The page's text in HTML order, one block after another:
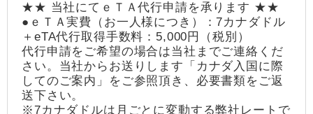
★★ 当社にてｅＴＡ代行申請を承ります ★★
●ｅＴＡ実費（お一人様につき）：7カナダドル
＋eTA代行取得手数料：5,000円（税別）
代行申請をご希望の場合は当社までご連絡くだ
さい。当社からお送りします「カナダ入国に際
してのご案内」をご参照頂き、必要書類をご返
送下さい。
※7カナダドルは月ごとに変動する弊社レートで